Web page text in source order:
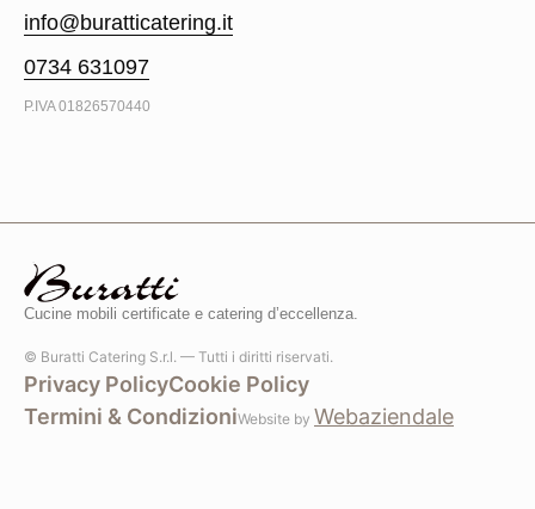
info@buratticatering.it
0734 631097
P.IVA01826570440
Cucine mobili certificate e catering d’eccellenza.
© Buratti Catering S.r.l. — Tutti i diritti riservati.
Privacy PolicyCookie Policy
Termini & CondizioniWebsite by Webaziendale